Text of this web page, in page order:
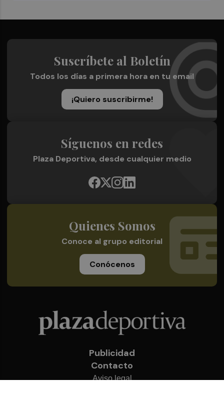
Suscríbete al Boletín
Todos los días a primera hora en tu email
¡Quiero suscribirme!
Síguenos en redes
Plaza Deportiva, desde cualquier medio
Quienes Somos
Conoce al grupo editorial
Conócenos
Publicidad
Contacto
Aviso legal